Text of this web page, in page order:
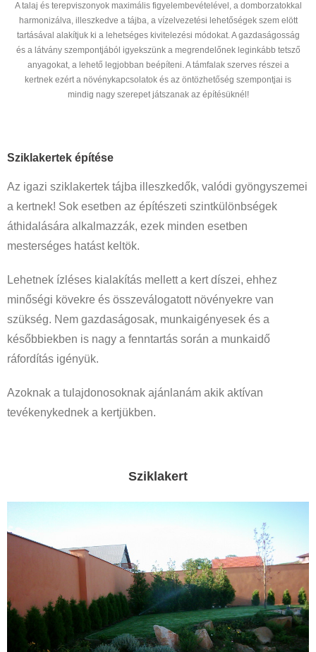
A talaj és terepviszonyok maximális figyelembevételével, a domborzatokkal
harmonizálva, illeszkedve a tájba, a vízelvezetési lehetőségek szem elött
tartásával alakítjuk ki a lehetséges kivitelezési módokat. A gazdaságosság
és a látvány szempontjából igyekszünk a megrendelőnek leginkább tetsző
anyagokat, a lehető legjobban beépíteni. A támfalak szerves részei a
kertnek ezért a növénykapcsolatok és az öntözhetőség szempontjai is
mindig nagy szerepet játszanak az építésüknél!
Sziklakertek építése
Az igazi sziklakertek tájba illeszkedők, valódi gyöngyszemei
a kertnek! Sok esetben az építészeti szintkülönbségek
áthidalására alkalmazzák, ezek minden esetben
mesterséges hatást keltök.
Lehetnek ízléses kialakítás mellett a kert díszei, ehhez
minőségi kövekre és összeválogatott növényekre van
szükség. Nem gazdaságosak, munkaigényesek és a
későbbiekben is nagy a fenntartás során a munkaidő
ráfordítás igényük.
Azoknak a tulajdonosoknak ajánlanám akik aktívan
tevékenykednek a kertjükben.
Sziklakert